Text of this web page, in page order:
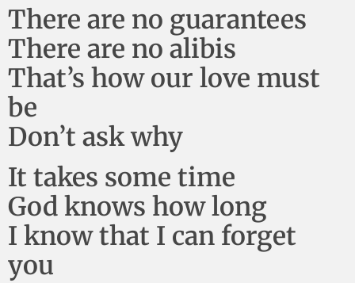
There are no guarantees
There are no alibis
That’s how our love must
be
Don’t ask why
It takes some time
God knows how long
I know that I can forget
you